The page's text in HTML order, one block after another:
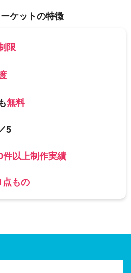
ケットの特徴
限
無料
5
件以上制作実績
点もの